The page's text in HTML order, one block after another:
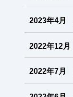
2023年4月
2022年12月
2022年7月